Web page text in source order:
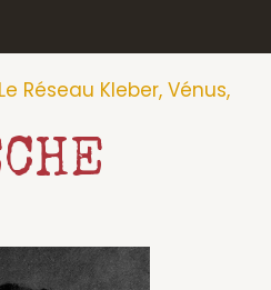
Le Réseau Kleber, Vénus,